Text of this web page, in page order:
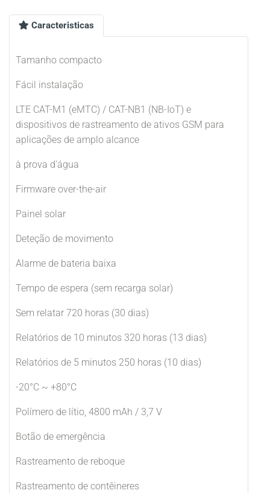
Caracteristicas
Tamanho compacto
Fácil instalação
LTE CAT-M1 (eMTC) / CAT-NB1 (NB-IoT) e
dispositivos de rastreamento de ativos GSM para
aplicações de amplo alcance
à prova d'água
Firmware over-the-air
Painel solar
Deteção de movimento
Alarme de bateria baixa
Tempo de espera (sem recarga solar)
Sem relatar 720 horas (30 dias)
Relatórios de 10 minutos 320 horas (13 dias)
Relatórios de 5 minutos 250 horas (10 dias)
-20°C ~ +80°C
Polímero de lítio, 4800 mAh / 3,7 V
Botão de emergência
Rastreamento de reboque
Rastreamento de contêineres